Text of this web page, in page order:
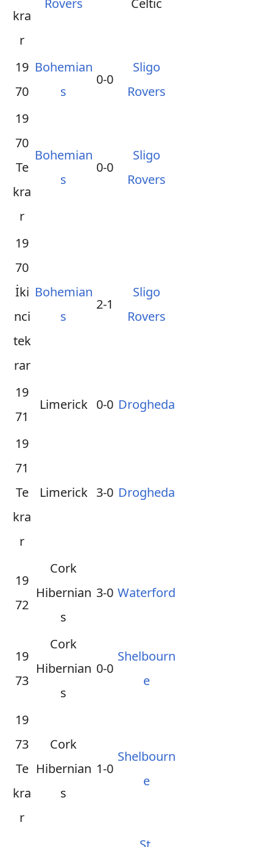
kra
r
Rovers Celtic
19
70
Bohemian
s
0-0
Sligo
Rovers
19
70
Te
kra
r
Bohemian
s
0-0
Sligo
Rovers
19
70
İki
nci
tek
rar
Bohemian
s
2-1
Sligo
Rovers
19
71
Limerick 0-0 Drogheda
19
71
Te
kra
r
Limerick 3-0 Drogheda
19
72
Cork
Hibernian
s
3-0 Waterford
19
73
Cork
Hibernian
s
0-0
Shelbourn
e
19
73
Te
kra
r
Cork
Hibernian
s
1-0
Shelbourn
e